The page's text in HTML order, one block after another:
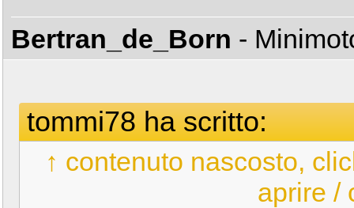
Bertran_de_Born -
tommi78 ha scritto:
↑ contenuto nascosto,
aprire /